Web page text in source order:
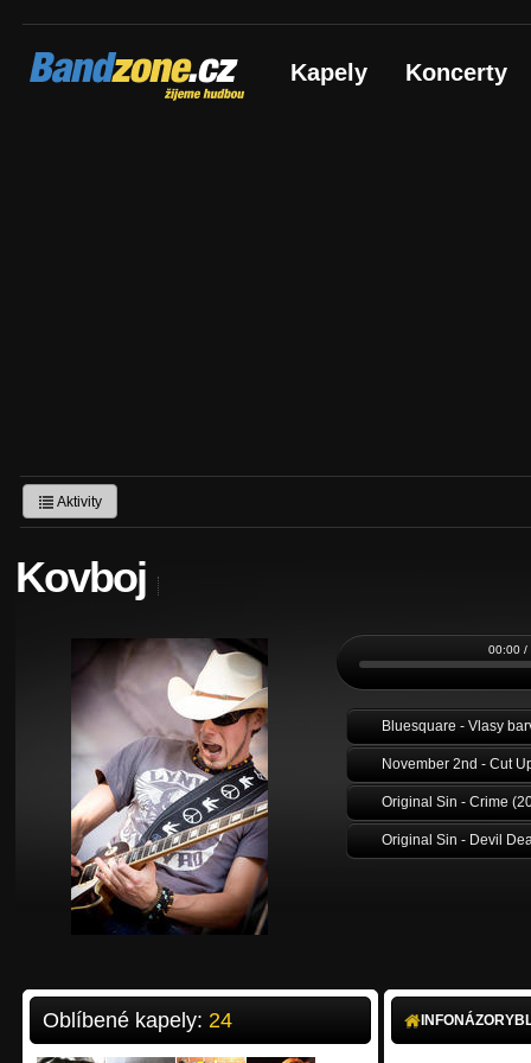
Bandzone.cz
žijeme hudbou Kapely Koncerty
Aktivity
Kovboj
00:00 /
November 2nd - Cut
Original Sin - Crime
Original Sin - Devil
Oblíbené kapely: 24 INFONÁZORY